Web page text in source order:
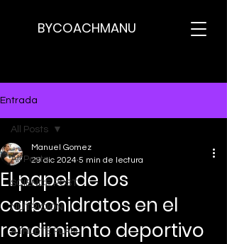
BYCOACHMANU
Entrada
All Posts
SCIENCE POST
NUTRICION
ATHLETE PLAN
All Posts
El papel de los
carbohidratos en el
rendimiento deportivo
Manuel Gomez
29 dic 2024 5 min de lectura